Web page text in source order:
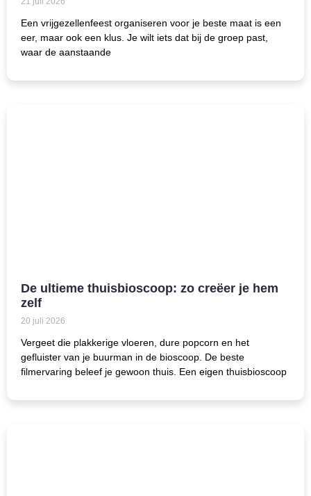
Een vrijgezellenfeest organiseren voor je beste maat is een
eer, maar ook een klus. Je wilt iets dat bij de groep past,
waar de aanstaande
De ultieme thuisbioscoop: zo creëer je hem
zelf
20 juli 2026
Vergeet die plakkerige vloeren, dure popcorn en het
gefluister van je buurman in de bioscoop. De beste
filmervaring beleef je gewoon thuis. Een eigen thuisbioscoop